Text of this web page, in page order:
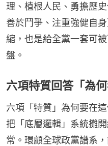
理、植根人民、勇擔歷
善於鬥爭、注重強健自
縮，也是給全黨一套可
盤。
六項特質回答「為何
六項「特質」為何要在
把「底層邏輯」系統攤
常。環顧全球政黨譜系